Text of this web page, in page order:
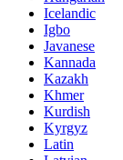
Icelandic
Igbo
Javanese
Kannada
Kazakh
Khmer
Kurdish
Kyrgyz
Latin